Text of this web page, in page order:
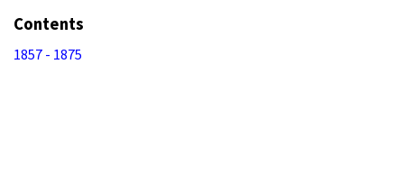
Contents
1857 - 1875